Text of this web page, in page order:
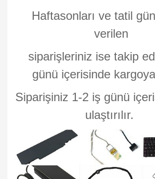
Haftasonları ve tatil
verilen
siparişleriniz ise takip
günü içerisinde
Siparişiniz 1-2 iş günü
ulaştırılır.